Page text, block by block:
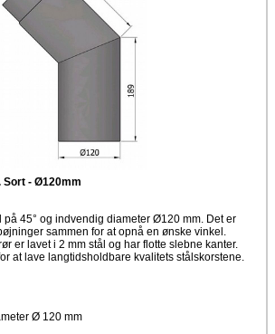
Sort - Ø120mm
på 45° og indvendig diameter Ø120 mm. Det er
sammen for at opnå en ønske vinkel.
er lavet i 2 mm stål og har flotte slebne kanter.
at lave langtidsholdbare kvalitets stålskorstene.
Ø 120 mm